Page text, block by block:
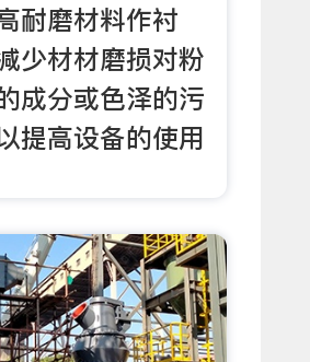
耐磨材料作衬
少材材磨损对粉
成分或色泽的污
提高设备的使用